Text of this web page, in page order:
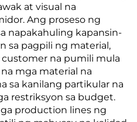
at visual na
Ang proseso ng
napakahuling kapansin-
sa pagpili ng material,
na pumili mula
mga material na
sa kanilang partikular na
restriksyon sa budget.
production lines ng